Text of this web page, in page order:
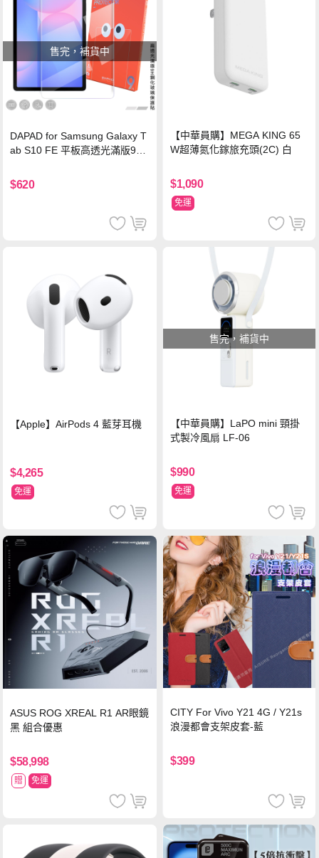
售完，補貨中
DAPAD for Samsung Galaxy T
ab S10 FE 平板高透光滿版9H
$620
【中華員購】MEGA KING 65
W超薄氮化鎵旅充頭(2C) 白
$1,090
免運
【Apple】AirPods 4 藍芽耳機
$4,265
免運
售完，補貨中
【中華員購】LaPO mini 頸掛
式製冷風扇 LF-06
$990
免運
ASUS ROG XREAL R1 AR眼鏡
黑 組合優惠
$58,998
贈 免運
CITY For Vivo Y21 4G / Y21s
浪漫都會支架皮套-藍
$399